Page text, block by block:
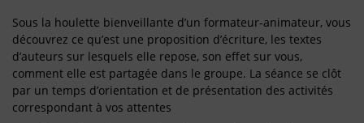
Sous la houlette bienveillante d’un formateur-animateur, vous
découvrez ce qu’est une proposition d’écriture, les textes
d’auteurs sur lesquels elle repose, son effet sur vous,
comment elle est partagée dans le groupe. La séance se clôt
par un temps d’orientation et de présentation des activités
correspondant à vos attentes